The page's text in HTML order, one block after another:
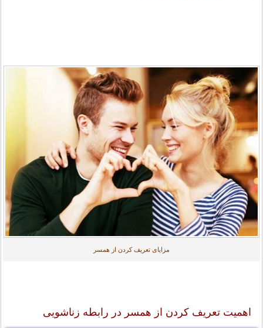
مزایای تعریف کردن از همسر
اهمیت تعریف کردن از همسر در رابطه زناشویی